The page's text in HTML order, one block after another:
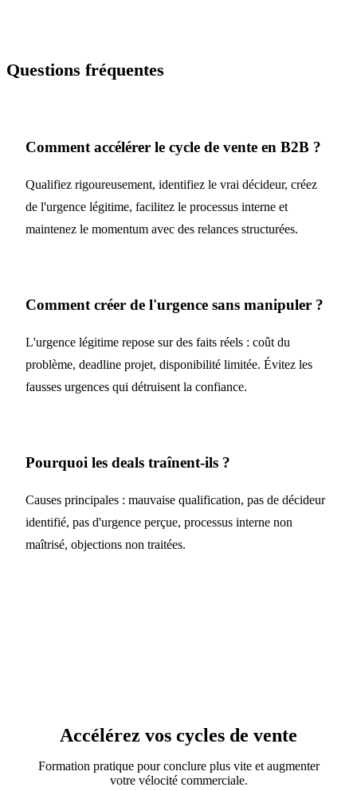
Questions fréquentes
Comment accélérer le cycle de vente en B2B ?
Qualifiez rigoureusement, identifiez le vrai décideur, créez
de l'urgence légitime, facilitez le processus interne et
maintenez le momentum avec des relances structurées.
Comment créer de l'urgence sans manipuler ?
L'urgence légitime repose sur des faits réels : coût du
problème, deadline projet, disponibilité limitée. Évitez les
fausses urgences qui détruisent la confiance.
Pourquoi les deals traînent-ils ?
Causes principales : mauvaise qualification, pas de décideur
identifié, pas d'urgence perçue, processus interne non
maîtrisé, objections non traitées.
Accélérez vos cycles de vente
Formation pratique pour conclure plus vite et augmenter
votre vélocité commerciale.